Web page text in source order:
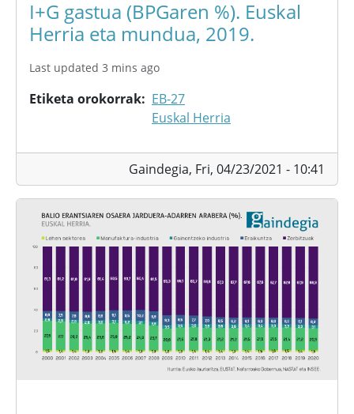
I+G gastua (BPGaren %). Euskal
Herria eta mundua, 2019.
Last updated 3 mins ago
Etiketa orokorrak
EB-27
Euskal Herria
Gaindegia, Fri, 04/23/2021 - 10:41